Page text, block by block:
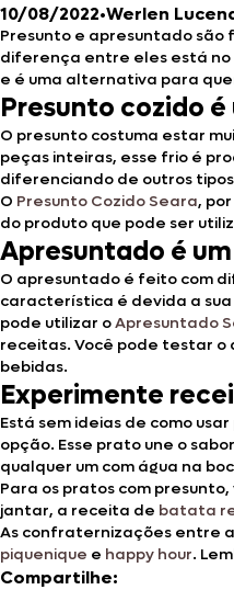
10/08/2022•Werlen
Presunto e apresuntado são
diferença entre eles está no
e é uma alternativa para
Presunto cozido
O presunto costuma estar
peças inteiras, esse frio é
diferenciando de outros
O Presunto Cozido Seara,
do produto que pode ser
Apresuntado é
O apresuntado é feito com
característica é devida a sua
pode utilizar oApresuntado
receitas. Você pode testar o
bebidas.
Experimente
Está sem ideias de como
opção. Esse prato une o
qualquer um com água na
Para os pratos com
jantar, a receita de batata
As confraternizações entre
piquenique e happy hour.
Compartilhe: